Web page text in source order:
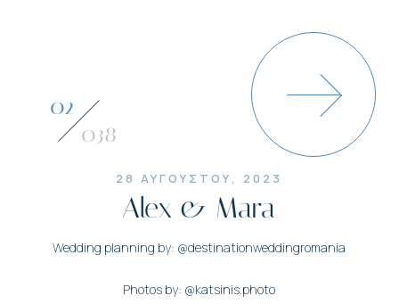
03
038
28 ΑΥΓΟΥΣΤΟΥ, 2023
Alex & Mara
Wedding planning by: @destinationweddingromania
Photos by: @katsinis.photo